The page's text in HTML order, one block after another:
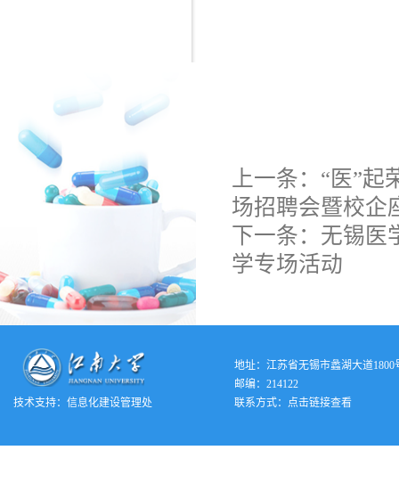
上一条： “医”起
场招聘会暨校企
下一条： 无锡医
学专场活动
技术支持： 信息化建设管理处
地址：江苏省无锡市蠡湖大道1800
邮编：214122
联系方式：
点击链接查看